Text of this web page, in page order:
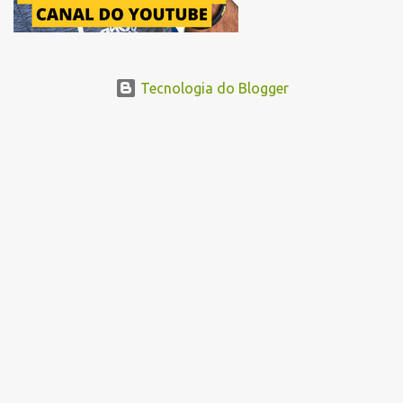
Tecnologia do Blogger